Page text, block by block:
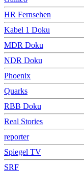
HR Fernsehen
Kabel 1 Doku
MDR Doku
NDR Doku
Phoenix
Quarks
RBB Doku
Real Stories
reporter
Spiegel TV
SRF